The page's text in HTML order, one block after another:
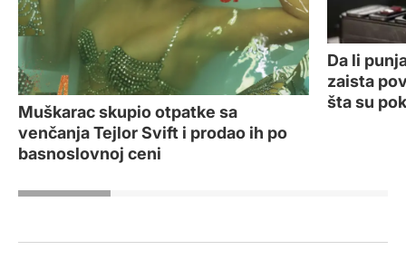
Muškarac skupio otpatke sa
venčanja Tejlor Svift i prodao ih po
basnoslovnoj ceni
Da li
zaista
šta su